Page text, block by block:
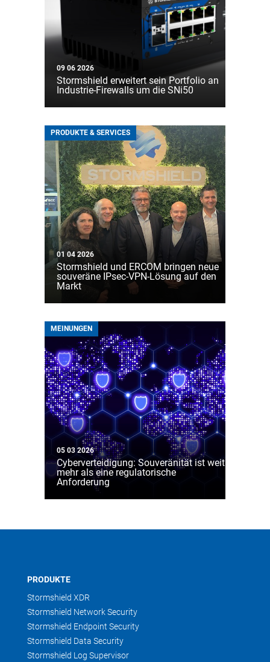
09 06 2026
Stormshield erweitert sein Portfolio an
Industrie-Firewalls um die SNi50
PRODUKTE & SERVICES
01 04 2026
Stormshield und ERCOM bringen neue
souveräne IPsec-VPN-Lösung auf den
Markt
MEINUNGEN
05 03 2026
Cyberverteidigung: Souveränität ist weit
mehr als eine regulatorische
Anforderung
PRODUKTE
Stormshield XDR
Stormshield Network Security
Stormshield Endpoint Security
Stormshield Data Security
Stormshield Log Supervisor